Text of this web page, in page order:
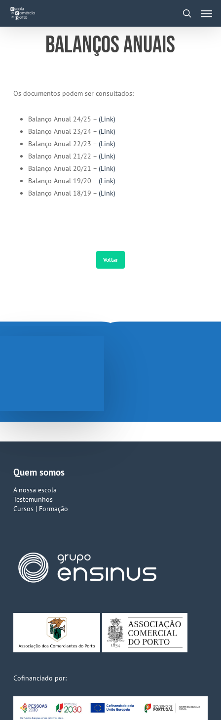
main
Balanços Anuais
Os documentos podem ser consultados:
Balanço Anual 24/25 –(Link)
Balanço Anual 23/24 –(Link)
Balanço Anual 22/23 –(Link)
Balanço Anual 21/22 –(Link)
Balanço Anual 20/21 –(Link)
Balanço Anual 19/20 –(Link)
Balanço Anual 18/19 –(Link)
Voltar
Quem somos
A nossa escola
Testemunhos
Cursos | Formação
Cofinanciado por: